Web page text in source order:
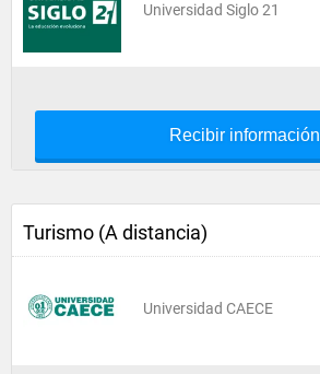
Universidad Siglo 21
Recibir información
Turismo (A distancia)
Universidad CAECE